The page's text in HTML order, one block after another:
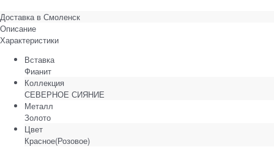
Доставка в Смоленск
Описание
Характеристики
Вставка
Фианит
Коллекция
СЕВЕРНОЕ СИЯНИЕ
Металл
Золото
Цвет
Красное(Розовое)